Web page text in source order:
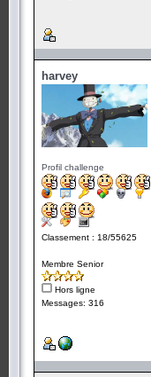
harvey
Profil challenge
Classement : 18/55625
Membre Senior
Hors ligne
Messages: 316